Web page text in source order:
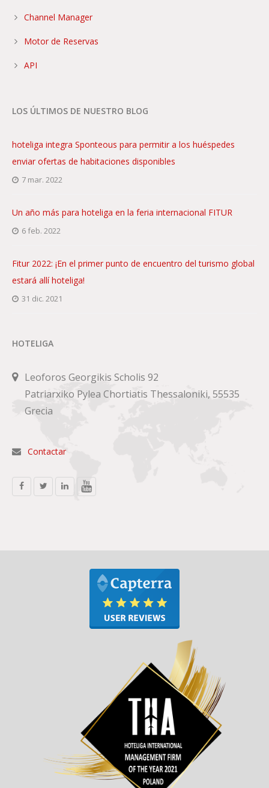
Channel Manager
Motor de Reservas
API
LOS ÚLTIMOS DE NUESTRO BLOG
hoteliga integra Sponteous para permitir a los huéspedes
enviar ofertas de habitaciones disponibles
7 mar. 2022
Un año más para hoteliga en la feria internacional FITUR
6 feb. 2022
Fitur 2022: ¡En el primer punto de encuentro del turismo global
estará allí hoteliga!
31 dic. 2021
HOTELIGA
Leoforos Georgikis Scholis 92
Patriarxiko Pylea Chortiatis Thessaloniki, 55535
Grecia
Contactar